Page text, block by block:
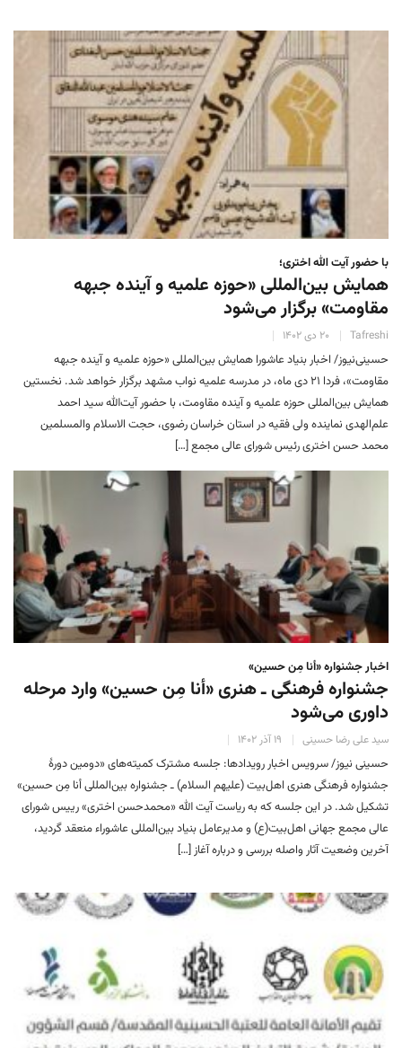
با حضور آیت الله اختری؛
همایش بین‌المللی «حوزه علمیه و آینده جبهه
مقاومت» برگزار می‌شود
Tafreshi ۲۰ دی ۱۴۰۲
حسینی‌نیوز/ اخبار بنیاد عاشورا همایش بین‌المللی «حوزه علمیه و آینده جبهه
مقاومت»، فردا ۲۱ دی ماه، در مدرسه علمیه نواب مشهد برگزار خواهد شد. نخستین
همایش بین‌المللی حوزه علمیه و آینده مقاومت، با حضور آیت‌الله سید احمد
علم‌الهدی نماینده ولی فقیه در استان خراسان رضوی، حجت الاسلام والمسلمین
محمد حسن اختری رئیس شورای عالی مجمع […]
اخبار جشنواره «أنا مِن حسین»
جشنواره فرهنگی ـ هنری «أنا مِن حسین» وارد مرحله
داوری می‌شود
سید علی رضا حسینی ۱۹ آذر ۱۴۰۲
حسینی نیوز/ سرویس اخبار رویدادها: جلسه مشترک کمیته‌های «دومین دورهٔ
جشنواره فرهنگی هنری اهل‌بیت (علیهم‌ السلام) ـ جشنواره بین‌المللی أنا مِن حسین»
تشکیل شد. در این جلسه که به ریاست آیت الله «محمدحسن اختری» رییس شورای
عالی مجمع جهانی اهل‌بیت(ع) و مدیرعامل بنیاد بین‌المللی عاشوراء منعقد گردید،
آخرین وضعیت آثار واصله بررسی و درباره آغاز […]